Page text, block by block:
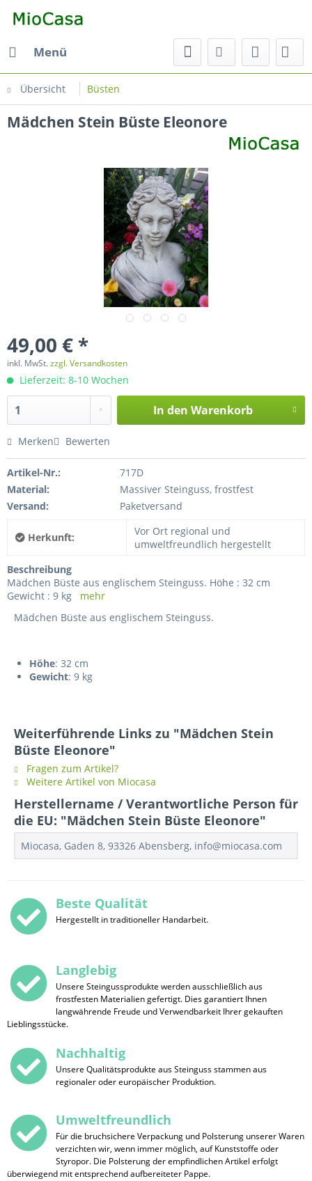
Menü
Übersicht Büsten
Mädchen Stein Büste Eleonore
49,00 € *
inkl. MwSt.zzgl. Versandkosten
Lieferzeit: 8-10 Wochen
In den Warenkorb
Merken Bewerten
Artikel-Nr.:
717D
Material:
Massiver Steinguss, frostfest
Versand:
Paketversand
Herkunft:
Vor Ort regional und
umweltfreundlich hergestellt
Beschreibung
Mädchen Büste aus englischem Steinguss. Höhe : 32 cm
Gewicht : 9 kg mehr
Mädchen Büste aus englischem Steinguss.
Höhe: 32 cm
Gewicht: 9 kg
Weiterführende Links zu "Mädchen Stein
Büste Eleonore"
Fragen zum Artikel?
Weitere Artikel von Miocasa
Herstellername / Verantwortliche Person für
die EU: "Mädchen Stein Büste Eleonore"
Miocasa, Gaden 8, 93326 Abensberg, info@miocasa.com
Beste Qualität
Hergestellt in traditioneller Handarbeit.
Langlebig
Unsere Steingussprodukte werden ausschließlich aus
frostfesten Materialien gefertigt. Dies garantiert Ihnen
langwährende Freude und Verwendbarkeit Ihrer gekauften
Lieblingsstücke.
Nachhaltig
Unsere Qualitätsprodukte aus Steinguss stammen aus
regionaler oder europäischer Produktion.
Umweltfreundlich
Für die bruchsichere Verpackung und Polsterung unserer Waren
verzichten wir, wenn immer möglich, auf Kunststoffe oder
Styropor. Die Polsterung der empfindlichen Artikel erfolgt
überwiegend mit entsprechend aufbereiteter Pappe.